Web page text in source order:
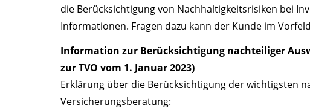
die Berücksichtigung von Nachhaltigkeitsrisiken bei
Informationen. Fragen dazu kann der Kunde im
Information zur Berücksichtigung nachteiliger
zur TVO vom 1. Januar 2023)
Erklärung über die Berücksichtigung der wichtigsten
Versicherungsberatung: